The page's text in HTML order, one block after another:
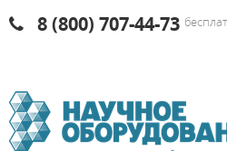
8 (800) 707-44-73